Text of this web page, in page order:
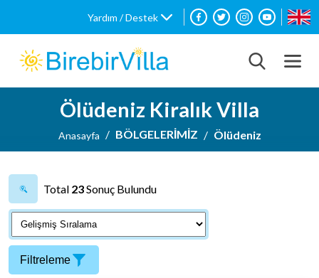
Yardım / Destek
Ölüdeniz Kiralık Villa
Anasayfa BÖLGELERİMİZ Ölüdeniz
Total 23Sonuç Bulundu
Filtreleme